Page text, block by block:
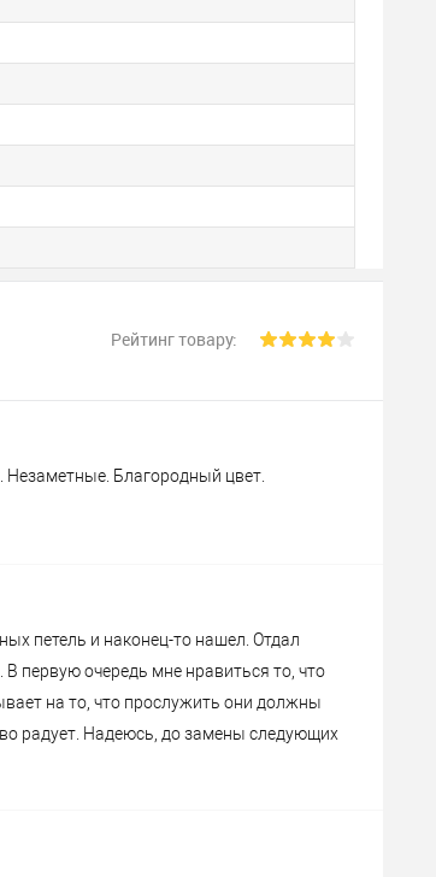
Рейтинг товару:
Благородный цвет.
петель и наконец-то нашел. Отдал
В первую очередь мне нравиться то, что
на то, что прослужить они должны
радует. Надеюсь, до замены следующих